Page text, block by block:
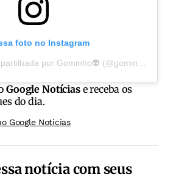
foto no Instagram
Uma publicação compartilhada por Gominho👽 (@gominho)
Google Notíciase receba os
do dia.
Google Noticias
notícia com seus